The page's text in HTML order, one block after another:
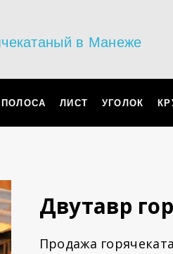
в Манеже
ПОЛОСА ЛИСТ УГОЛОК
Двутавр
Продажа